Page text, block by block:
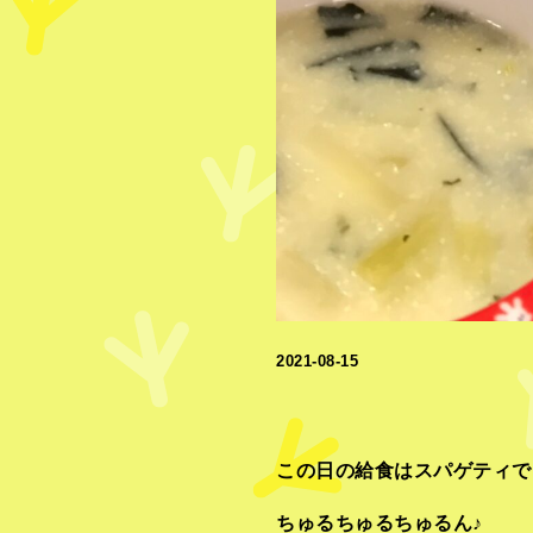
2021-08-15
この日の給食はスパゲティ
ちゅるちゅるちゅるん♪